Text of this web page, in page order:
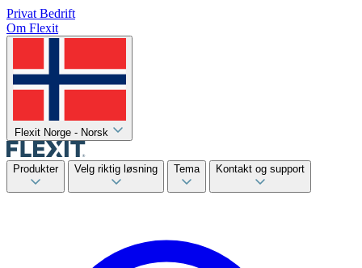
Privat Bedrift
Om Flexit
Flexit Norge - Norsk
Produkter Velg riktig løsning Tema Kontakt og support